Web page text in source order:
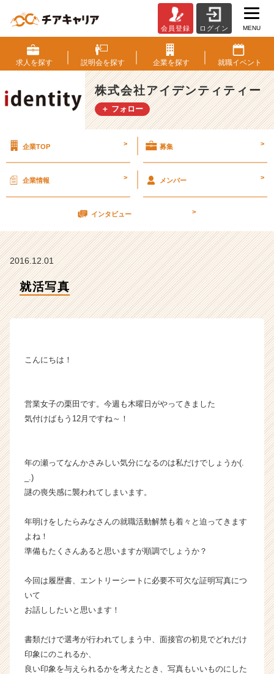
活
写
真
【株
式
会
デ
ィ
テ
イ
ー・
成
業
ス
ウ
が
就
サ
ト
ア
会員登録 ログイン MENU
求人を探す 説明会を探す 企業を探す 就職イベント
株式会社アイデンティティー
＋ フォロー
企業TOP > 募集 >
企業情報 > メンバー >
インタビュー >
2016.12.01
就活写真
こんにちは！
営業女子の栗田です。今週も木曜日がやってきました
気付けばもう12月ですね～！
年の瀬ってなんかさみしい気分になるのは私だけでしょうか(.
_.)
謎の喪失感に襲われてしまいます。
年明けをしたらみなさんの就職活動解禁も着々と迫ってきます
よね！
準備もたくさんあると思いますが順調でしょうか？
今回は履歴書、エントリーシートに必要不可欠な証明写真につ
いて
お話ししたいと思います！
書類だけで選考が行われてしまう中、面接官の初見でどれだけ
印象にのこれるか、
良い印象を与えられるかを考えたとき、写真もいいものにした